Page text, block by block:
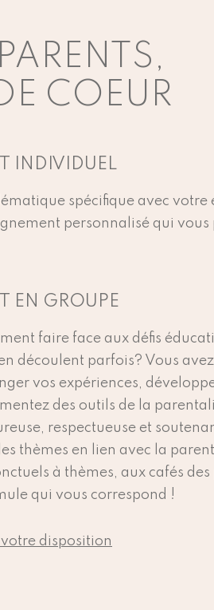
COEUR
INDIVIDUEL
spécifique avec votre
personnalisé qui vous
EN GROUPE
faire face aux défis
découlent parfois? Vous
vos expériences,
des outils de la
respectueuse et
thèmes en lien avec la
à thèmes, aux cafés des
qui vous correspond !
disposition